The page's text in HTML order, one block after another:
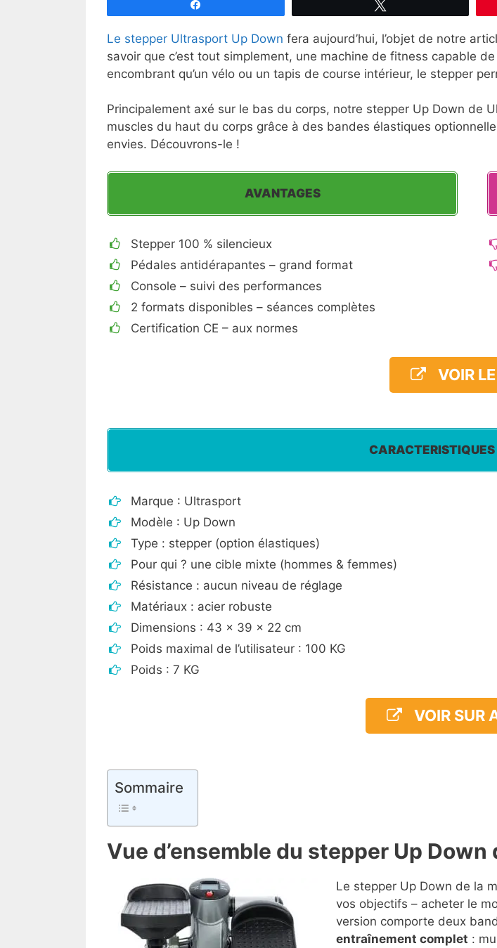
Le stepper Ultrasport Up Down fera aujourd’hui, l’objet de notre
savoir que c’est tout simplement, une machine de fitness capable de
encombrant qu’un vélo ou un tapis de course intérieur, le stepper
Principalement axé sur le bas du corps, notre stepper Up Down de
muscles du haut du corps grâce à des bandes élastiques
envies. Découvrons-le !
AVANTAGES
Stepper 100 % silencieux
Pédales antidérapantes – grand format
Console – suivi des performances
2 formats disponibles – séances complètes
Certification CE – aux normes
VOIR
CARACTERISTIQUES
Marque : Ultrasport
Modèle : Up Down
Type : stepper (option élastiques)
Pour qui ? une cible mixte (hommes & femmes)
Résistance : aucun niveau de réglage
Matériaux : acier robuste
Dimensions : 43 x 39 x 22 cm
Poids maximal de l’utilisateur : 100 KG
Poids : 7 KG
VOIR SUR
Sommaire
Vue d’ensemble du stepper Up Down
Le stepper Up Down de la
vos objectifs – acheter le
version comporte deux
entraînement complet :